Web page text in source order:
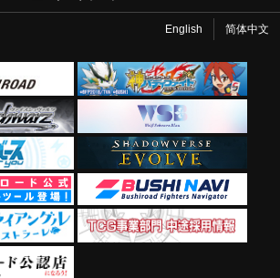
English 简体中文